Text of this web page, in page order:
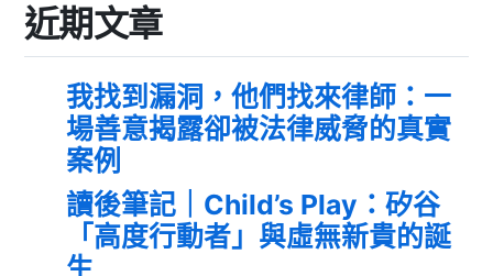
近期文章
我找到漏洞，他們找來律師：一
場善意揭露卻被法律威脅的真實
案例
讀後筆記｜Child’s Play：矽谷
「高度行動者」與虛無新貴的誕
生